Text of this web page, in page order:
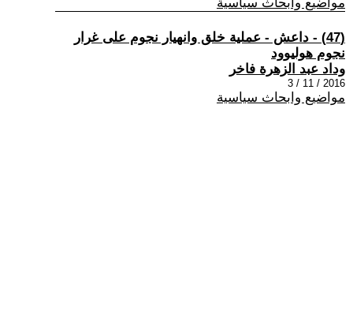
(47) - داعش - عملية خلق وانهيار نجوم على غرار
نجوم هوليوود
وداد عبد الزهرة فاخر
2016 / 11 / 3
مواضيع وابحاث سياسية